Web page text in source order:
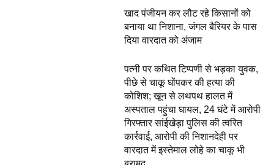
खाद पंजीयन कर लौट रहे किसानों को
बनाया था निशाना, जंगल बैरियर के पास
दिया वारदात को अंजाम
पत्नी पर कथित टिप्पणी से भड़का युवक,
पीछे से चाकू घोंपकर की हत्या की
कोशिश; खून से लथपथ हालत में
अस्पताल पहुंचा घायल, 24 घंटे में आरोपी
गिरफ्तार सांईखेड़ा पुलिस की त्वरित
कार्रवाई, आरोपी की निशानदेही पर
वारदात में इस्तेमाल लोहे का चाकू भी